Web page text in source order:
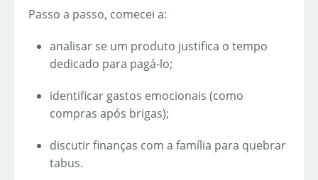
Passo a passo, comecei a:
analisar se um produto justifica o tempo
dedicado para pagá-lo;
identificar gastos emocionais (como
compras após brigas);
discutir finanças com a família para quebrar
tabus.